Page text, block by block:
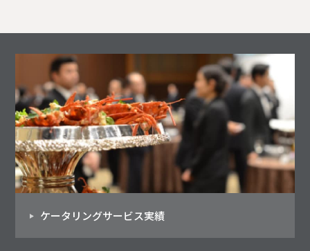
ケータリングサービス実績